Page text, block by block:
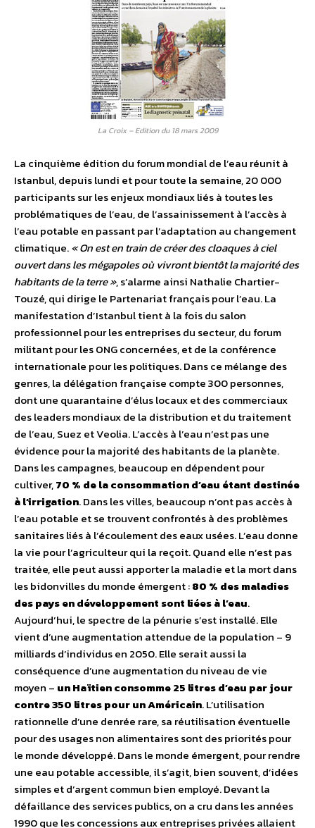
La Croix – Edition du 18 mars 2009
La cinquième édition du forum mondial de l’eau réunit à
Istanbul, depuis lundi et pour toute la semaine, 20 000
participants sur les enjeux mondiaux liés à toutes les
problématiques de l’eau, de l’assainissement à l’accès à
l’eau potable en passant par l’adaptation au changement
climatique.« On est en train de créer des cloaques à ciel
ouvert dans les mégapoles où vivront bientôt la majorité des
habitants de la terre », s’alarme ainsi Nathalie Chartier-
Touzé, qui dirige le Partenariat français pour l’eau. La
manifestation d’Istanbul tient à la fois du salon
professionnel pour les entreprises du secteur, du forum
militant pour les ONG concernées, et de la conférence
internationale pour les politiques. Dans ce mélange des
genres, la délégation française compte 300 personnes,
dont une quarantaine d’élus locaux et des commerciaux
des leaders mondiaux de la distribution et du traitement
de l’eau, Suez et Veolia. L’accès à l’eau n’est pas une
évidence pour la majorité des habitants de la planète.
Dans les campagnes, beaucoup en dépendent pour
cultiver,70 % de la consommation d’eau étant destinée
à l’irrigation. Dans les villes, beaucoup n’ont pas accès à
l’eau potable et se trouvent confrontés à des problèmes
sanitaires liés à l’écoulement des eaux usées. L’eau donne
la vie pour l’agriculteur qui la reçoit. Quand elle n’est pas
traitée, elle peut aussi apporter la maladie et la mort dans
les bidonvilles du monde émergent :80 % des maladies
des pays en développement sont liées à l’eau.
Aujourd’hui, le spectre de la pénurie s’est installé. Elle
vient d’une augmentation attendue de la population – 9
milliards d’individus en 2050. Elle serait aussi la
conséquence d’une augmentation du niveau de vie
moyen – un Haïtien consomme 25 litres d’eau par jour
contre 350 litres pour un Américain. L’utilisation
rationnelle d’une denrée rare, sa réutilisation éventuelle
pour des usages non alimentaires sont des priorités pour
le monde développé. Dans le monde émergent, pour rendre
une eau potable accessible, il s’agit, bien souvent, d’idées
simples et d’argent commun bien employé. Devant la
défaillance des services publics, on a cru dans les années
1990 que les concessions aux entreprises privées allaient